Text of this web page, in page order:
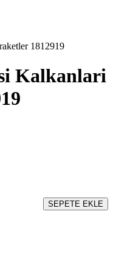
Kalkanlari
SEPETE EKLE